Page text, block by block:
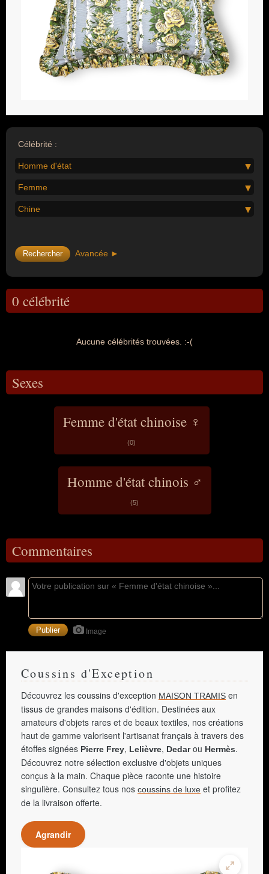
Célébrité :
Homme d'état
Femme
Chine
Avancée ►
0 célébrité
Aucune célébrités trouvées. :-(
Sexes
Femme d'état chinoise ♀
(0)
Homme d'état chinois ♂
(5)
Commentaires
Image
Coussins d'Exception
Découvrez les coussins d'exception MAISON TRAMIS en
tissus de grandes maisons d'édition. Destinées aux
amateurs d'objets rares et de beaux textiles, nos créations
haut de gamme valorisent l'artisanat français à travers des
étoffes signées Pierre Frey, Lelièvre, Dedarou Hermès.
Découvrez notre sélection exclusive d'objets uniques
conçus à la main. Chaque pièce raconte une histoire
singulière. Consultez tous nos coussins de luxe et profitez
de la livraison offerte.
Agrandir